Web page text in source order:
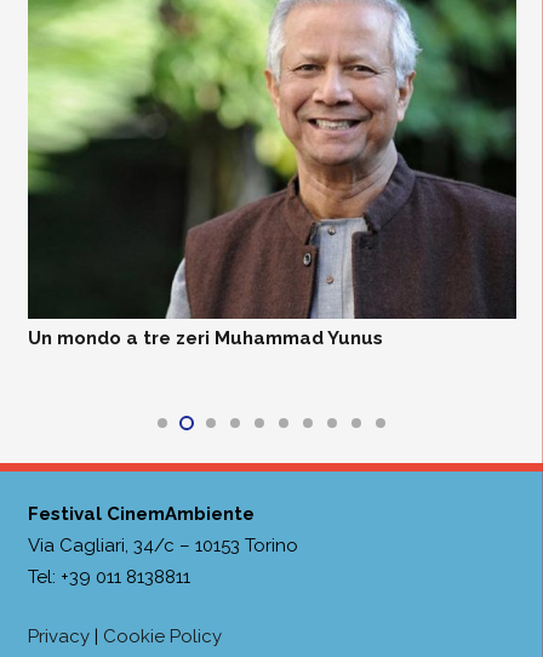
Un mondo a tre zeri Muhammad Yunus
Festival CinemAmbiente
Via Cagliari, 34/c – 10153 Torino
Tel: +39 011 8138811
Privacy| Cookie Policy